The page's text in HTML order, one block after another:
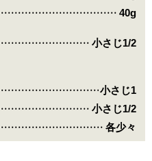
40g
小さじ1/2
小さじ1
小さじ1/2
各少々